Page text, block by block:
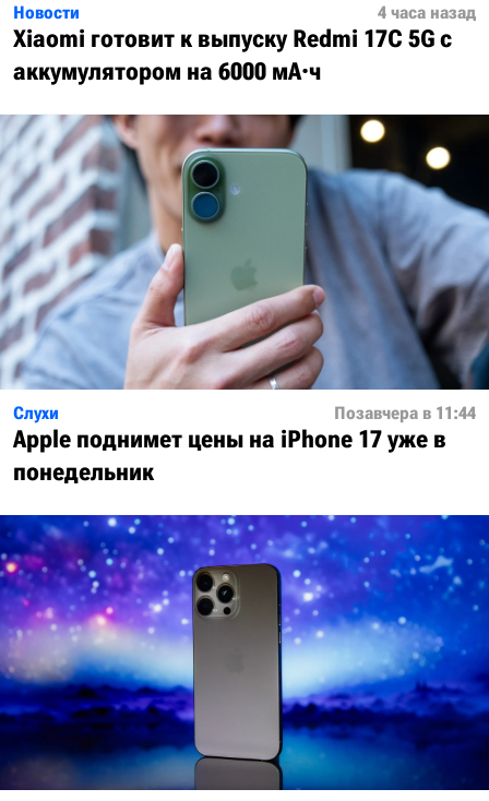
Новости 4 часа назад
Xiaomi готовит к выпуску Redmi 17C 5G с
аккумулятором на 6000 мА·ч
Слухи Позавчера в 11:44
Apple поднимет цены на iPhone 17 уже в
понедельник